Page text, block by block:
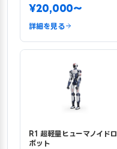
¥20,000〜
詳細を見る
R1 超軽量ヒューマノイドロ
ボット